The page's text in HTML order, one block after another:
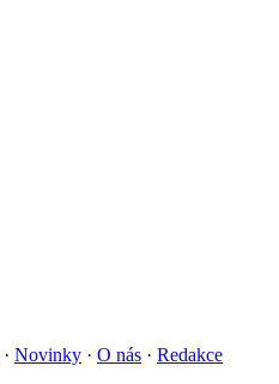
· Novinky · O nás · Redakce